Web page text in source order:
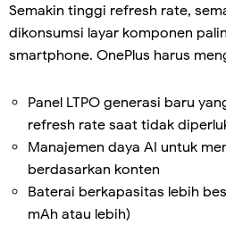
Semakin tinggi refresh rate,
dikonsumsi layar komponen
smartphone. OnePlus harus
Panel LTPO generasi baru
refresh rate saat tidak
Manajemen daya AI untuk
berdasarkan konten
Baterai berkapasitas lebih
mAh atau lebih)